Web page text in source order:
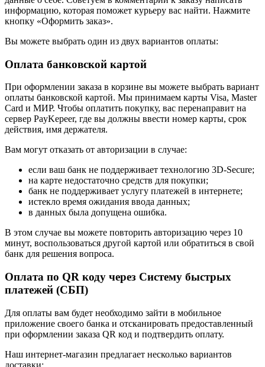
информацию, которая поможет курьеру вас найти. Нажмите
кнопку «Оформить заказ».
Вы можете выбрать один из двух вариантов оплаты:
Оплата банковской картой
При оформлении заказа в корзине вы можете выбрать вариант
оплаты банковской картой. Мы принимаем карты Visa, Master
Card и МИР. Чтобы оплатить покупку, вас перенаправит на
сервер PayKepeer, где вы должны ввести номер карты, срок
действия, имя держателя.
Вам могут отказать от авторизации в случае:
если ваш банк не поддерживает технологию 3D-Secure;
на карте недостаточно средств для покупки;
банк не поддерживает услугу платежей в интернете;
истекло время ожидания ввода данных;
в данных была допущена ошибка.
В этом случае вы можете повторить авторизацию через 10
минут, воспользоваться другой картой или обратиться в свой
банк для решения вопроса.
Оплата по QR коду через Систему быстрых
платежей (СБП)
Для оплаты вам будет необходимо зайти в мобильное
приложение своего банка и отсканировать предоставленный
при оформлении заказа QR код и подтвердить оплату.
Наш интернет-магазин предлагает несколько вариантов
доставки: